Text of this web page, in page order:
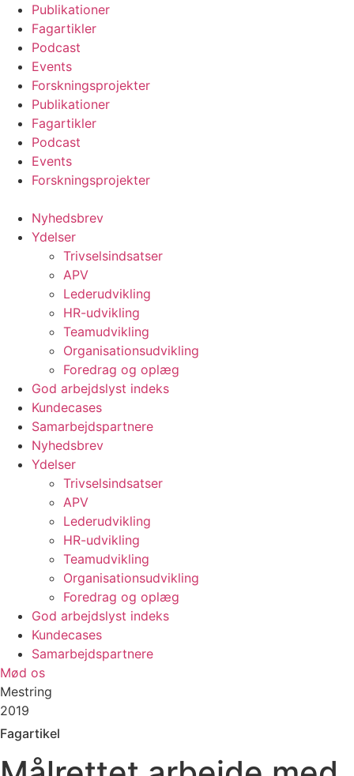
Videre
indhold
Publikationer
Fagartikler
Podcast
Events
Forskningsprojekter
Publikationer
Fagartikler
Podcast
Events
Forskningsprojekter
Nyhedsbrev
Ydelser
Trivselsindsatser
APV
Lederudvikling
HR-udvikling
Teamudvikling
Organisationsudvikling
Foredrag og oplæg
God arbejdslyst indeks
Kundecases
Samarbejdspartnere
Nyhedsbrev
Ydelser
Trivselsindsatser
APV
Lederudvikling
HR-udvikling
Teamudvikling
Organisationsudvikling
Foredrag og oplæg
God arbejdslyst indeks
Kundecases
Samarbejdspartnere
Mød os
Mestring
2019
Fagartikel